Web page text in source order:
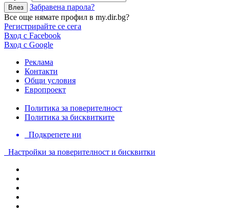
Забравена парола?
Все още нямате профил в my.dir.bg?
Регистрирайте се сега
Вход с Facebook
Вход с Google
Реклама
Контакти
Общи условия
Европроект
Политика за поверителност
Политика за бисквитките
Подкрепете ни
Настройки за поверителност и бисквитки